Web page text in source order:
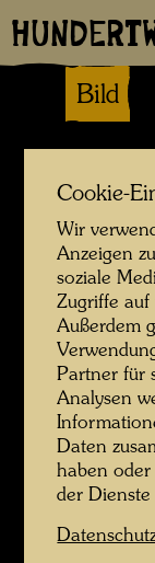
Bild
Cookie-
Wir
Anzeigen
soziale
Zugriffe auf
Außerdem
Partner für
Analysen
Daten
haben
der Dienste